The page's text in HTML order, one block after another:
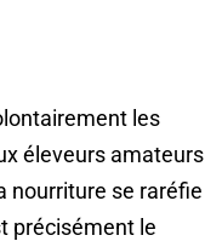
les
éleveurs amateurs
nourriture se raréfie
précisément le